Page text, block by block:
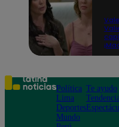
Política
Lima
Deportes
Mundo
Te ayudo